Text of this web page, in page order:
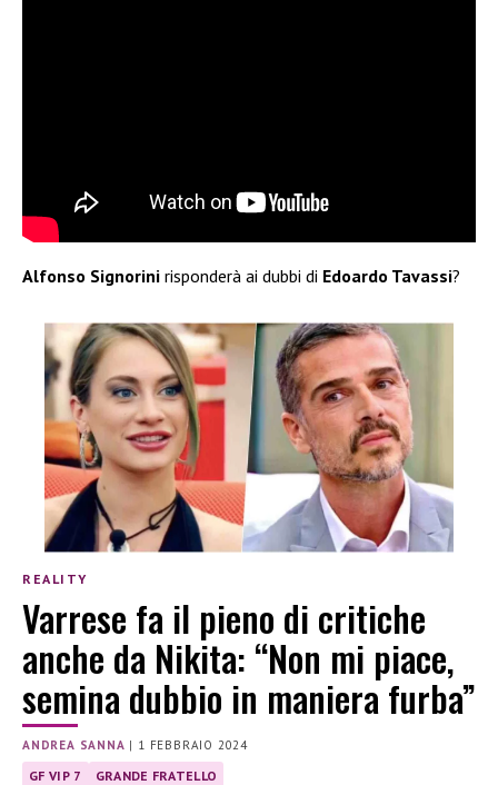
Alfonso Signorini risponderà ai dubbi di Edoardo Tavassi?
REALITY
Varrese fa il pieno di critiche
anche da Nikita: “Non mi piace,
semina dubbio in maniera furba”
ANDREA SANNA | 1 FEBBRAIO 2024
GF VIP 7 GRANDE FRATELLO